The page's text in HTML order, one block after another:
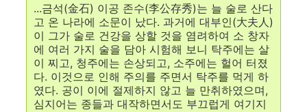
...금석(金石) 이공 존수(李公存秀)는 늘 술로 산다
고 온 나라에 소문이 났다. 과거에 대부인(大夫人)
이 그가 술로 건강을 상할 것을 염려하여 소 창자
에 여러 가지 술을 담아 시험해 보니 탁주에는 살
이 찌고, 청주에는 손상되고, 소주에는 헐어 터졌
다. 이것으로 인해 주의를 주면서 탁주를 먹게 하
였다. 공이 이에 절제하지 않고 늘 만취하였으며,
심지어는 종들과 대작하면서도 부끄럽게 여기지